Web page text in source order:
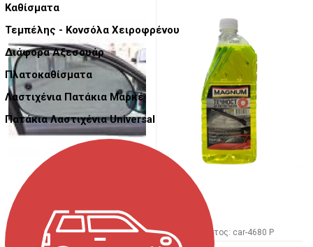
Καθίσματα
Τεμπέλης - Κονσόλα Χειροφρένου
Διάφορα Αξεσουάρ
Πλατοκαθίσματα
Λαστιχένια Πατάκια Μαρκέ
Πατάκια Λαστιχένια Universal
Κωδ. Προϊόντος: car-4997 P Κωδ. Προϊόντος: car-4680 P